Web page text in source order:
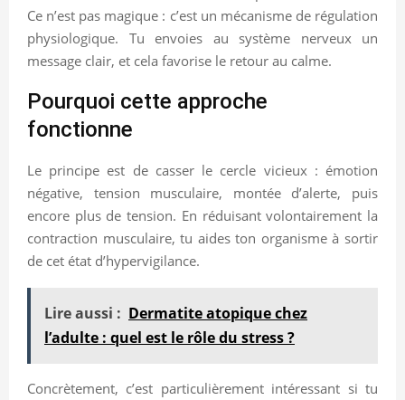
Ce n’est pas magique : c’est un mécanisme de régulation
physiologique. Tu envoies au système nerveux un
message clair, et cela favorise le retour au calme.
Pourquoi cette approche
fonctionne
Le principe est de casser le cercle vicieux : émotion
négative, tension musculaire, montée d’alerte, puis
encore plus de tension. En réduisant volontairement la
contraction musculaire, tu aides ton organisme à sortir
de cet état d’hypervigilance.
Lire aussi : Dermatite atopique chez
l’adulte : quel est le rôle du stress ?
Concrètement, c’est particulièrement intéressant si tu